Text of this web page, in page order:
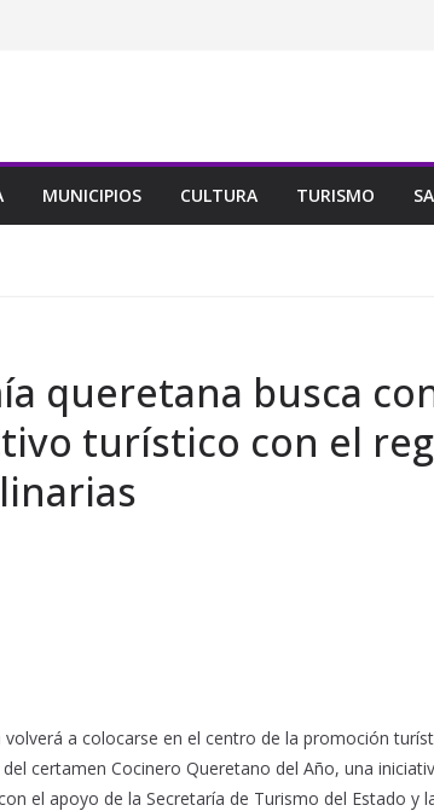
MUNICIPIOS CULTURA TURISMO
queretana busca
turístico con el
a colocarse en el centro de la promoción
certamen Cocinero Queretano del Año, una
el apoyo de la Secretaría de Turismo del Estado y